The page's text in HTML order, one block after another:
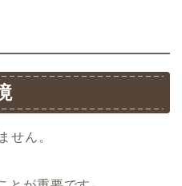
せん。